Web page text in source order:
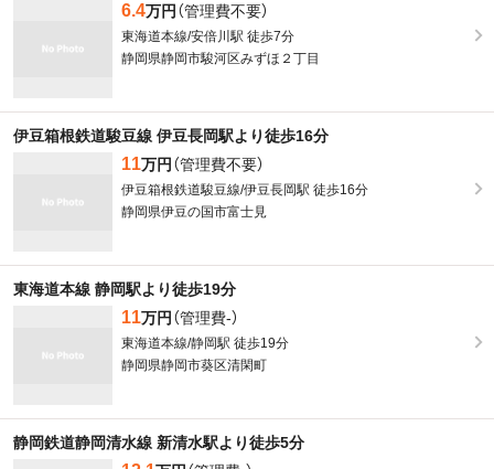
6.4万円 （管理費不要）
東海道本線/安倍川駅 徒歩7分
静岡県静岡市駿河区みずほ２丁目
伊豆箱根鉄道駿豆線 伊豆長岡駅より徒歩16分
11万円 （管理費不要）
伊豆箱根鉄道駿豆線/伊豆長岡駅 徒歩16分
静岡県伊豆の国市富士見
東海道本線 静岡駅より徒歩19分
11万円 （管理費-）
東海道本線/静岡駅 徒歩19分
静岡県静岡市葵区清閑町
静岡鉄道静岡清水線 新清水駅より徒歩5分